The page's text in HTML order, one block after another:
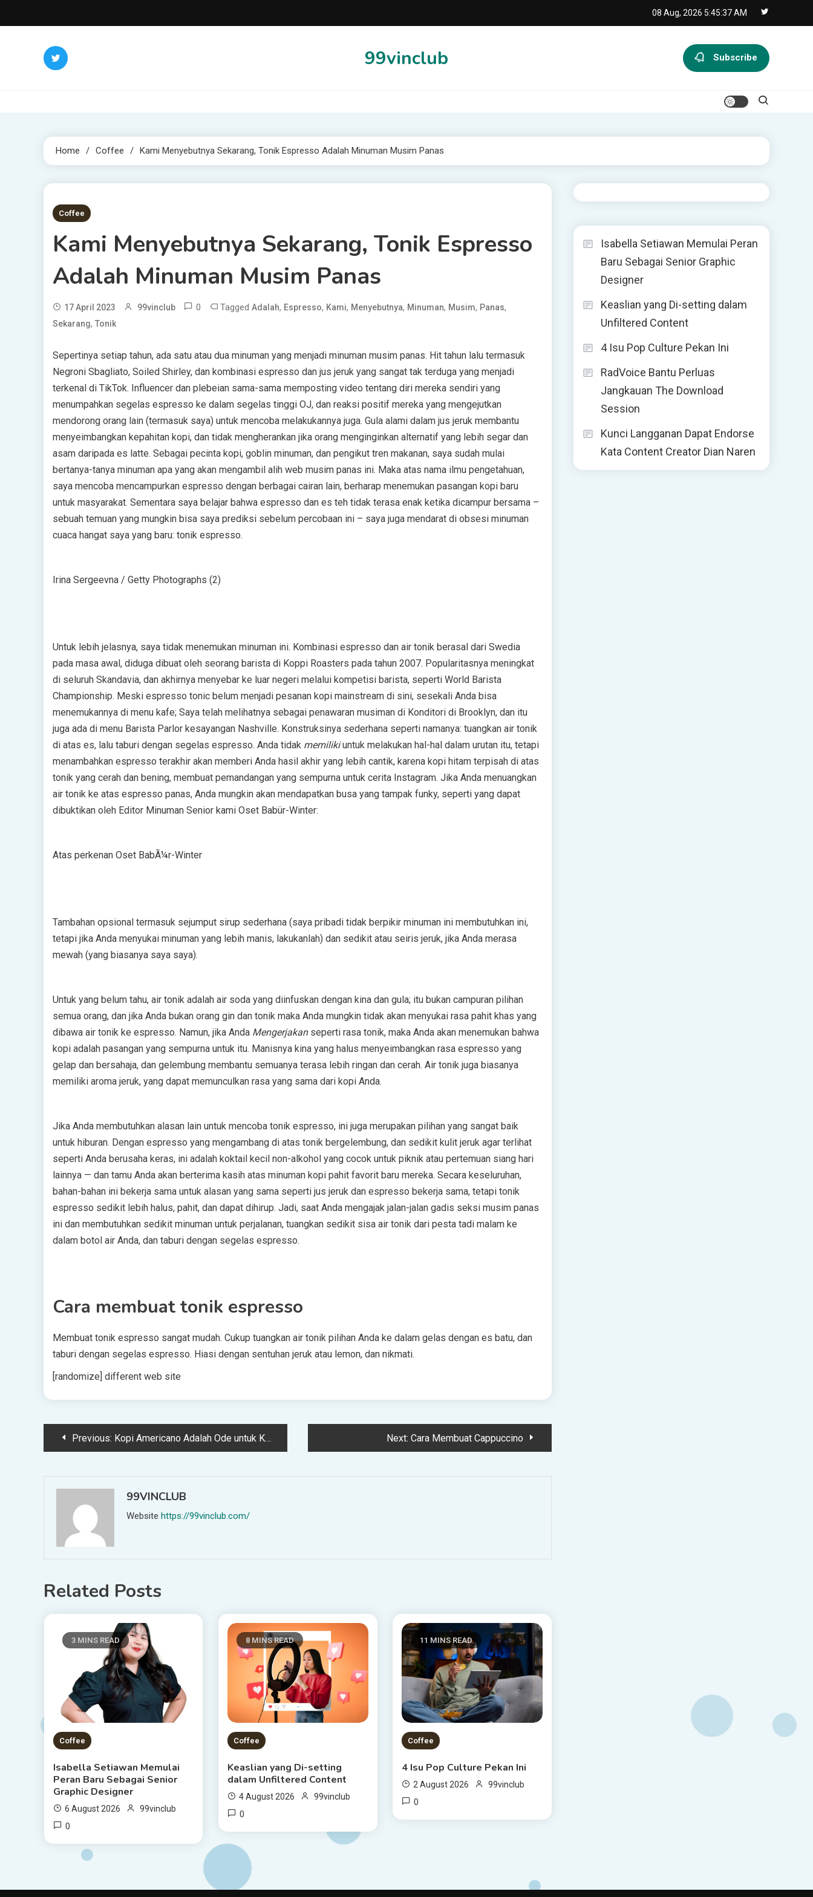
to
08 Aug, 2026 5:45:38 AM
99vinclub Subscribe
Home Coffee Kami Menyebutnya Sekarang, Tonik Espresso Adalah Minuman Musim Panas
4 MINS READ
Coffee
Kami Menyebutnya Sekarang, Tonik Espresso
Adalah Minuman Musim Panas
17 April 2023 99vinclub 0 Tagged Adalah, Espresso, Kami, Menyebutnya, Minuman, Musim, Panas,
Sekarang, Tonik
Sepertinya setiap tahun, ada satu atau dua minuman yang menjadi minuman musim panas. Hit tahun lalu termasuk
Negroni Sbagliato, Soiled Shirley, dan kombinasi espresso dan jus jeruk yang sangat tak terduga yang menjadi
terkenal di TikTok. Influencer dan plebeian sama-sama memposting video tentang diri mereka sendiri yang
menumpahkan segelas espresso ke dalam segelas tinggi OJ, dan reaksi positif mereka yang mengejutkan
mendorong orang lain (termasuk saya) untuk mencoba melakukannya juga. Gula alami dalam jus jeruk membantu
menyeimbangkan kepahitan kopi, dan tidak mengherankan jika orang menginginkan alternatif yang lebih segar dan
asam daripada es latte. Sebagai pecinta kopi, goblin minuman, dan pengikut tren makanan, saya sudah mulai
bertanya-tanya minuman apa yang akan mengambil alih web musim panas ini. Maka atas nama ilmu pengetahuan,
saya mencoba mencampurkan espresso dengan berbagai cairan lain, berharap menemukan pasangan kopi baru
untuk masyarakat. Sementara saya belajar bahwa espresso dan es teh tidak terasa enak ketika dicampur bersama –
sebuah temuan yang mungkin bisa saya prediksi sebelum percobaan ini – saya juga mendarat di obsesi minuman
cuaca hangat saya yang baru: tonik espresso.
Irina Sergeevna / Getty Photographs (2)
Untuk lebih jelasnya, saya tidak menemukan minuman ini. Kombinasi espresso dan air tonik berasal dari Swedia
pada masa awal, diduga dibuat oleh seorang barista di Koppi Roasters pada tahun 2007. Popularitasnya meningkat
di seluruh Skandavia, dan akhirnya menyebar ke luar negeri melalui kompetisi barista, seperti World Barista
Championship. Meski espresso tonic belum menjadi pesanan kopi mainstream di sini, sesekali Anda bisa
menemukannya di menu kafe; Saya telah melihatnya sebagai penawaran musiman di Konditori di Brooklyn, dan itu
juga ada di menu Barista Parlor kesayangan Nashville. Konstruksinya sederhana seperti namanya: tuangkan air tonik
di atas es, lalu taburi dengan segelas espresso. Anda tidak memilikiuntuk melakukan hal-hal dalam urutan itu, tetapi
menambahkan espresso terakhir akan memberi Anda hasil akhir yang lebih cantik, karena kopi hitam terpisah di atas
tonik yang cerah dan bening, membuat pemandangan yang sempurna untuk cerita Instagram. Jika Anda menuangkan
air tonik ke atas espresso panas, Anda mungkin akan mendapatkan busa yang tampak funky, seperti yang dapat
dibuktikan oleh Editor Minuman Senior kami Oset Babür-Winter:
Atas perkenan Oset BabÃ¼r-Winter
Tambahan opsional termasuk sejumput sirup sederhana (saya pribadi tidak berpikir minuman ini membutuhkan ini,
tetapi jika Anda menyukai minuman yang lebih manis, lakukanlah) dan sedikit atau seiris jeruk, jika Anda merasa
mewah (yang biasanya saya saya).
Untuk yang belum tahu, air tonik adalah air soda yang diinfuskan dengan kina dan gula; itu bukan campuran pilihan
semua orang, dan jika Anda bukan orang gin dan tonik maka Anda mungkin tidak akan menyukai rasa pahit khas yang
dibawa air tonik ke espresso. Namun, jika Anda Mengerjakanseperti rasa tonik, maka Anda akan menemukan bahwa
kopi adalah pasangan yang sempurna untuk itu. Manisnya kina yang halus menyeimbangkan rasa espresso yang
gelap dan bersahaja, dan gelembung membantu semuanya terasa lebih ringan dan cerah. Air tonik juga biasanya
memiliki aroma jeruk, yang dapat memunculkan rasa yang sama dari kopi Anda.
Jika Anda membutuhkan alasan lain untuk mencoba tonik espresso, ini juga merupakan pilihan yang sangat baik
untuk hiburan. Dengan espresso yang mengambang di atas tonik bergelembung, dan sedikit kulit jeruk agar terlihat
seperti Anda berusaha keras, ini adalah koktail kecil non-alkohol yang cocok untuk piknik atau pertemuan siang hari
lainnya — dan tamu Anda akan berterima kasih atas minuman kopi pahit favorit baru mereka. Secara keseluruhan,
bahan-bahan ini bekerja sama untuk alasan yang sama seperti jus jeruk dan espresso bekerja sama, tetapi tonik
espresso sedikit lebih halus, pahit, dan dapat dihirup. Jadi, saat Anda mengajak jalan-jalan gadis seksi musim panas
ini dan membutuhkan sedikit minuman untuk perjalanan, tuangkan sedikit sisa air tonik dari pesta tadi malam ke
dalam botol air Anda, dan taburi dengan segelas espresso.
Cara membuat tonik espresso
Membuat tonik espresso sangat mudah. Cukup tuangkan air tonik pilihan Anda ke dalam gelas dengan es batu, dan
taburi dengan segelas espresso. Hiasi dengan sentuhan jeruk atau lemon, dan nikmati.
[randomize] different web site
PostPrevious: Kopi Americano Adalah Ode untuk Kesederhanaan Next: Cara Membuat Cappuccino
99VINCLUB
Website https://99vinclub.com/
Related Posts
3 MINS READ
Coffee
Isabella Setiawan Memulai
Peran Baru Sebagai Senior
Graphic Designer
6 August 2026 99vinclub
0
8 MINS READ
Coffee
Keaslian yang Di-setting
dalam Unfiltered Content
4 August 2026 99vinclub
0
11 MINS READ
Coffee
4 Isu Pop Culture Pekan Ini
2 August 2026 99vinclub
0
Isabella Setiawan Memulai Peran
Baru Sebagai Senior Graphic
Designer
Keaslian yang Di-setting dalam
Unfiltered Content
4 Isu Pop Culture Pekan Ini
RadVoice Bantu Perluas
Jangkauan The Download
Session
Kunci Langganan Dapat Endorse
Kata Content Creator Dian Naren